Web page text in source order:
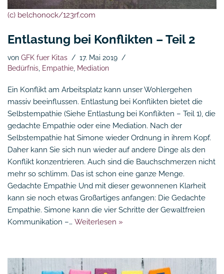
(c) belchonock/123rf.com
Entlastung bei Konflikten – Teil 2
von GFK fuer Kitas
17. Mai 2019
Bedürfnis Empathie Mediation
Ein Konflikt am Arbeitsplatz kann unser Wohlergehen
massiv beeinflussen. Entlastung bei Konflikten bietet die
Selbstempathie (Siehe Entlastung bei Konflikten – Teil 1), die
gedachte Empathie oder eine Mediation. Nach der
Selbstempathie hat Simone wieder Ordnung in ihrem Kopf.
Daher kann Sie sich nun wieder auf andere Dinge als den
Konflikt konzentrieren. Auch sind die Bauchschmerzen nicht
mehr so schlimm. Das ist schon eine ganze Menge.
Gedachte Empathie Und mit dieser gewonnenen Klarheit
kann sie noch etwas Großartiges anfangen: Die Gedachte
Empathie. Simone kann die vier Schritte der Gewaltfreien
Kommunikation –… Weiterlesen »